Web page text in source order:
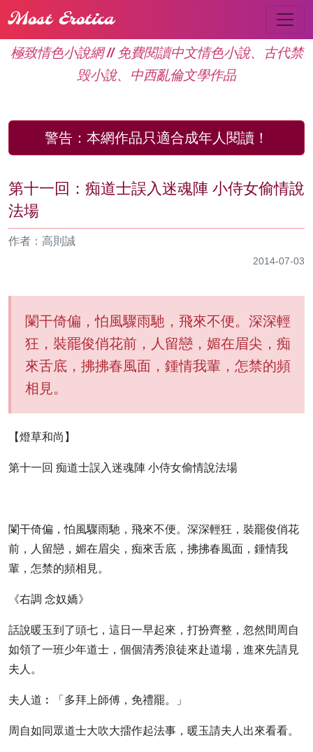
Most Erotica
極致情色小說網 // 免費閱讀中文情色小說、古代禁
毁小說、中西亂倫文學作品
警告： 本網作品只適合成年人閱讀！
第十一回：痴道士誤入迷魂陣 小侍女偷情說
法場
作者：高則誠
2014-07-03
闌干倚偏，怕風驟雨馳，飛來不便。深深輕
狂，裝罷俊俏花前，人留戀，媚在眉尖，痴
來舌底，拂拂春風面，鍾情我輩，怎禁的頻
相見。
【燈草和尚】
第十一回 痴道士誤入迷魂陣 小侍女偷情說法場
闌干倚偏，怕風驟雨馳，飛來不便。深深輕狂，裝罷俊俏花
前，人留戀，媚在眉尖，痴來舌底，拂拂春風面，鍾情我
輩，怎禁的頻相見。
《右調 念奴嬌》
話說暖玉到了頭七，這日一早起來，打扮齊整，忽然間周自
如領了一班少年道士，個個清秀浪徒來赴道場，進來先請見
夫人。
夫人道︰「多拜上師傅，免禮罷。」
周自如同眾道士大吹大擂作起法事，暖玉請夫人出來看看。